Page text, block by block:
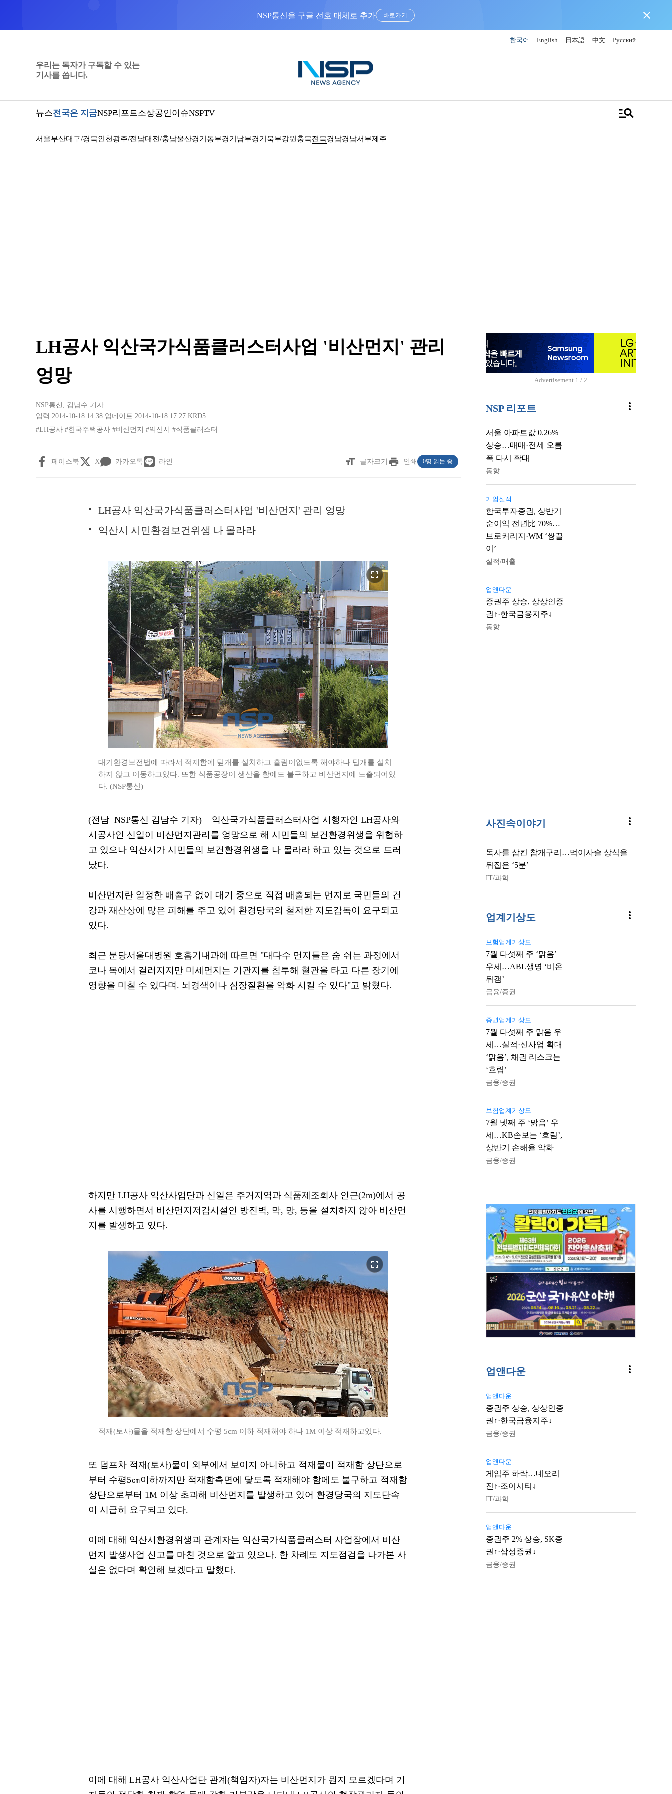
NSP통신을 구글 선호 매체로 추가 바로가기 close
한국어 English 日本語 中文 Русский
우리는 독자가 구독할 수 있는
기사를 씁니다.
뉴스전국은 지금NSP리포트소상공인이슈NSPTV manage_search
서울부산대구/경북인천 광주/전남대전/충남울산경기동부경기남부경기북부강원 충북전북경남경남서부제주
LH공사 익산국가식품클러스터사업 '비산먼지' 관리
엉망
NSP통신 , 김남수 기자
입력 2014-10-18 14:38 업데이트 2014-10-18 17:27 KRD5
#LH공사 #한국주택공사 #비산먼지 #익산시 #식품클러스터
페이스북 X 카카오톡 라인 format_size 글자크기 print 인쇄 0명 읽는 중
LH공사 익산국가식품클러스터사업 '비산먼지' 관리 엉망
익산시 시민환경보건위생 나 몰라라
fullscreen
대기환경보전법에 따라서 적제함에 덮개를 설치하고 흘림이없도록 해야하나 덥개를 설치
하지 않고 이동하고있다. 또한 식품공장이 생산을 함에도 불구하고 비산먼지에 노출되어있
다. (NSP통신)
(전남=NSP통신 김남수 기자) = 익산국가식품클러스터사업 시행자인 LH공사와
시공사인 신일이 비산먼지관리를 엉망으로 해 시민들의 보건환경위생을 위협하
고 있으나 익산시가 시민들의 보건환경위생을 나 몰라라 하고 있는 것으로 드러
났다.
비산먼지란 일정한 배출구 없이 대기 중으로 직접 배출되는 먼지로 국민들의 건
강과 재산상에 많은 피해를 주고 있어 환경당국의 철저한 지도감독이 요구되고
있다.
최근 분당서울대병원 호흡기내과에 따르면 "대다수 먼지들은 숨 쉬는 과정에서
코나 목에서 걸러지지만 미세먼지는 기관지를 침투해 혈관을 타고 다른 장기에
영향을 미칠 수 있다며. 뇌경색이나 심장질환을 악화 시킬 수 있다"고 밝혔다.
하지만 LH공사 익산사업단과 신일은 주거지역과 식품제조회사 인근(2m)에서 공
사를 시행하면서 비산먼지저감시설인 방진벽, 막, 망, 등을 설치하지 않아 비산먼
지를 발생하고 있다.
fullscreen
적재(토사)물을 적재함 상단에서 수평 5cm 이하 적재해야 하나 1M 이상 적재하고있다.
또 덤프차 적재(토사)물이 외부에서 보이지 아니하고 적재물이 적재함 상단으로
부터 수평5㎝이하까지만 적재함측면에 닿도록 적재해야 함에도 불구하고 적재함
상단으로부터 1M 이상 초과해 비산먼지를 발생하고 있어 환경당국의 지도단속
이 시급히 요구되고 있다.
이에 대해 익산시환경위생과 관계자는 익산국가식품클러스터 사업장에서 비산
먼지 발생사업 신고를 마친 것으로 알고 있으나. 한 차례도 지도점검을 나가본 사
실은 없다며 확인해 보겠다고 말했다.
이에 대해 LH공사 익산사업단 관계(책임자)자는 비산먼지가 뭔지 모르겠다며 기
Advertisement 1 / 2
NSP 리포트 more_vert
서울 아파트값 0.26%
상승…매매·전세 오름
폭 다시 확대
동향
기업실적
한국투자증권, 상반기
순이익 전년比 70%…
브로커리지·WM ‘쌍끌
이’
실적/매출
업앤다운
증권주 상승, 상상인증
권↑·한국금융지주↓
동향
사진속이야기 more_vert
독사를 삼킨 참개구리…먹이사슬 상식을
뒤집은 ‘5분’
IT/과학
업계기상도 more_vert
보험업계기상도
7월 다섯째 주 ‘맑음’
우세…ABL생명 ‘비온
뒤갬’
금융/증권
증권업계기상도
7월 다섯째 주 맑음 우
세…실적·신사업 확대
‘맑음’, 채권 리스크는
‘흐림’
금융/증권
보험업계기상도
7월 넷째 주 ‘맑음’ 우
세…KB손보는 ‘흐림’,
상반기 손해율 악화
금융/증권
업앤다운 more_vert
업앤다운
증권주 상승, 상상인증
권↑·한국금융지주↓
금융/증권
업앤다운
게임주 하락…네오리
진↑·조이시티↓
IT/과학
업앤다운
증권주 2% 상승, SK증
권↑·삼성증권↓
금융/증권